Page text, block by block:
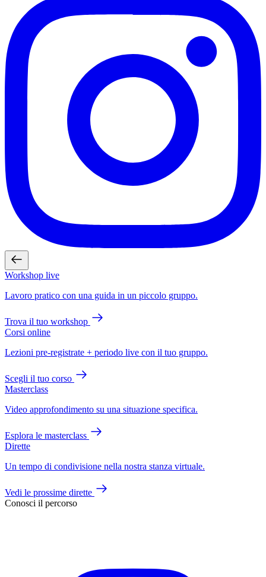
Workshop live
Lavoro pratico con una guida in un piccolo gruppo.
Trova il tuo workshop
Corsi online
Lezioni pre-registrate + periodo live con il tuo gruppo.
Scegli il tuo corso
Masterclass
Video approfondimento su una situazione specifica.
Esplora le masterclass
Dirette
Un tempo di condivisione nella nostra stanza virtuale.
Vedi le prossime dirette
Conosci il percorso